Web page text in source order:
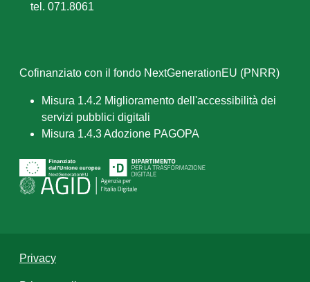
tel. 071.8061
Cofinanziato con il fondo NextGenerationEU (PNRR)
Misura 1.4.2 Miglioramento dell'accessibilità dei
servizi pubblici digitali
Misura 1.4.3 Adozione PAGOPA
Privacy